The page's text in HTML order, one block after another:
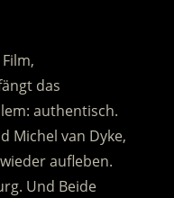
das
authentisch.
Michel van Dyke,
aufleben.
Und Beide